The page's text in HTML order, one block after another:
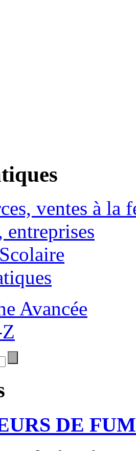
ventes à la
entreprises
Avancée
DE